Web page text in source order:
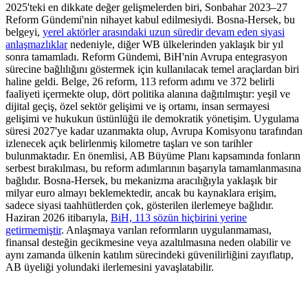
2025'teki en dikkate değer gelişmelerden biri, Sonbahar 2023–27
Reform Gündemi'nin nihayet kabul edilmesiydi. Bosna-Hersek, bu
belgeyi, yerel aktörler arasındaki uzun süredir devam eden siyasi
anlaşmazlıklarnedeniyle, diğer WB ülkelerinden yaklaşık bir yıl
sonra tamamladı. Reform Gündemi, BiH'nin Avrupa entegrasyon
sürecine bağlılığını göstermek için kullanılacak temel araçlardan biri
haline geldi. Belge, 26 reform, 113 reform adımı ve 372 belirli
faaliyeti içermekte olup, dört politika alanına dağıtılmıştır: yeşil ve
dijital geçiş, özel sektör gelişimi ve iş ortamı, insan sermayesi
gelişimi ve hukukun üstünlüğü ile demokratik yönetişim. Uygulama
süresi 2027'ye kadar uzanmakta olup, Avrupa Komisyonu tarafından
izlenecek açık belirlenmiş kilometre taşları ve son tarihler
bulunmaktadır. En önemlisi, AB Büyüme Planı kapsamında fonların
serbest bırakılması, bu reform adımlarının başarıyla tamamlanmasına
bağlıdır. Bosna-Hersek, bu mekanizma aracılığıyla yaklaşık bir
milyar euro almayı beklemektedir, ancak bu kaynaklara erişim,
sadece siyasi taahhütlerden çok, gösterilen ilerlemeye bağlıdır.
Haziran 2026 itibarıyla, BiH, 113 sözün hiçbirini yerine
getirmemiştir. Anlaşmaya varılan reformların uygulanmaması,
finansal desteğin gecikmesine veya azaltılmasına neden olabilir ve
aynı zamanda ülkenin katılım sürecindeki güvenilirliğini zayıflatıp,
AB üyeliği yolundaki ilerlemesini yavaşlatabilir.